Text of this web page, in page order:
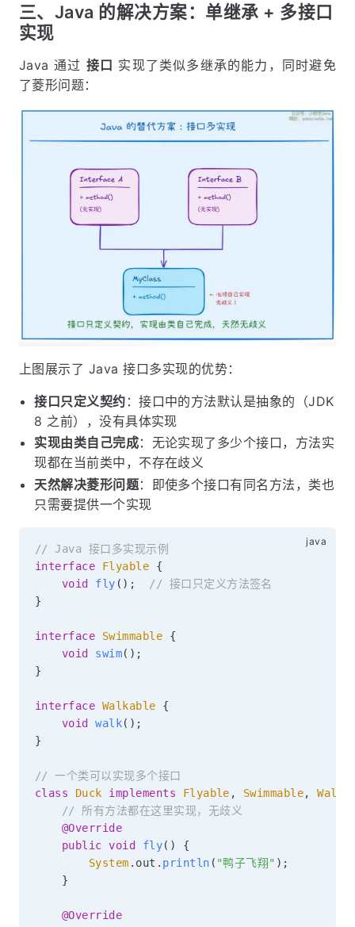
三、Java 的解决方案：单继承 + 多接口
实现
Java 通过 接口 实现了类似多继承的能力，同时避免
了菱形问题：
上图展示了 Java 接口多实现的优势：
接口只定义契约 ：接口中的方法默认是抽象的（JDK
8 之前），没有具体实现
实现由类自己完成：无论实现了多少个接口，方法实
现都在当前类中，不存在歧义
天然解决菱形问题：即使多个接口有同名方法，类也
只需要提供一个实现
// Java 接口多实现示例
interface
Flyable
{
void
fly ( ) ;
// 接口只定义方法签名
}
interface Swimmable
{
void
swim( ) ;
}
interface Walkable
{
void
walk( ) ;
}
// 一个类可以实现多个接口
class
Duck implements Flyable , Swimmable,
// 所有方法都在这里实现，无歧义
@Override
public void fly( )
{
System . out . println ( "鸭子飞翔" ) ;
}
@Override